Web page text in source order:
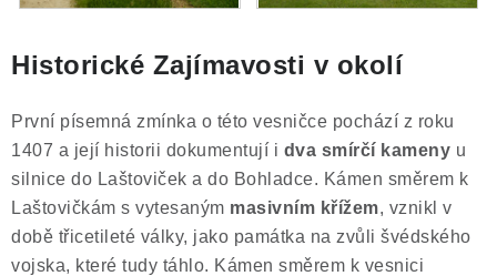
Historické Zajímavosti v okolí
První písemná zmínka o této vesničce pochází z roku
1407 a její historii dokumentují i dva smírčí kameny u
silnice do Laštoviček a do Bohladce. Kámen směrem k
Laštovičkám s vytesaným masivním křížem, vznikl v
době třicetileté války, jako památka na zvůli švédského
vojska, které tudy táhlo. Kámen směrem k vesnici